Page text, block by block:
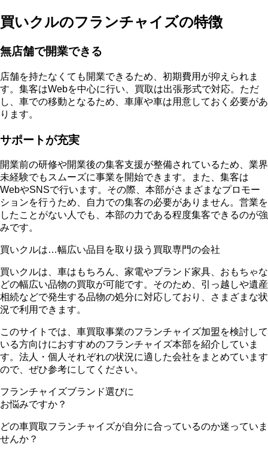
買いクルのフランチャイズの特徴
無店舗で開業できる
店舗を持たなくても開業できるため、 初期費用が抑えられま
す。集客はWebを中心に行い、買取は出張形式で対応。ただ
し、車での移動となるため、車庫や車は用意しておく必要があ
ります。
サポートが充実
開業前の研修や開業後の集客支援が整備されているため、 業界
未経験でもスムーズに事業を開始できます。また、集客は
WebやSNSで行います。その際、本部がさまざまなプロモー
ションを行うため、自力での集客の必要がありません。営業を
したことがない人でも、本部の力である程度集客できるのが強
みです。
買いクルは…幅広い品目を取り扱う買取専門の会社
買いクルは、 車はもちろん、家電やブランド家具、おもちゃな
どの幅広い品物の買取が可能です。そのため、引っ越しや遺産
相続などで発生する品物の処分に対応しており、さまざまな状
況で利用できます。
このサイトでは、車買取事業のフランチャイズ加盟を検討して
いる方向けにおすすめのフランチャイズ本部を紹介していま
す。法人・個人それぞれの状況に適した会社をまとめています
ので、ぜひ参考にしてください。
フランチャイズブランド選びに
お悩みですか？
どの車買取フランチャイズが自分に合っているのか迷っていま
せんか？